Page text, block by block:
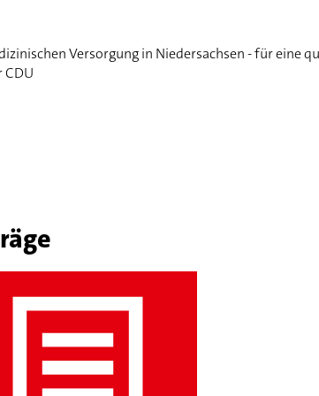
Versorgung in Niedersachsen - für eine